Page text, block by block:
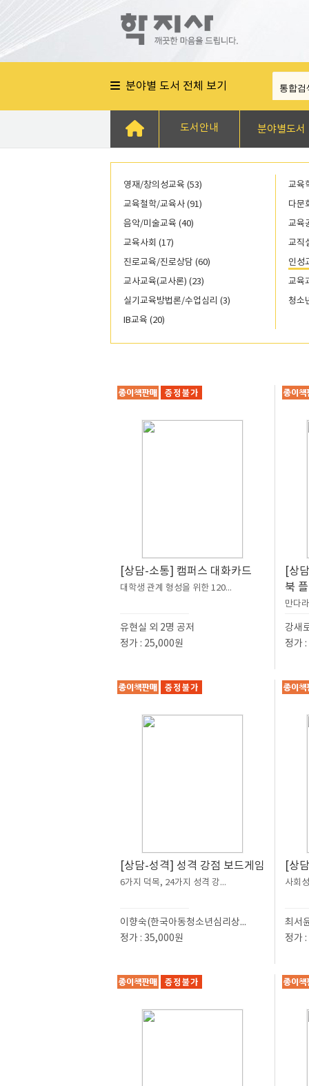
분야별 도서 전체 보기
도서안내 분야별도서
영재/창의성교육 (53)
교육
교육철학/교육사 (91)
다문
음악/미술교육 (40)
교육
교육사회 (17)
교직
진로교육/진로상담 (60)
인성
교사교육(교사론) (23)
교육
실기교육방법론/수업심리 (3)
청소
IB교육 (20)
[상담-소통] 캠퍼스 대화카드
대학생 관계 형성을 위한 120...
유현실 외 2명 공저
정가 : 25,000원
[상
북
만다
강새
정가
[상담-성격] 성격 강점 보드게임
6가지 덕목, 24가지 성격 강...
이향숙(한국아동청소년심리상...
정가 : 35,000원
[상
사회
최서
정가